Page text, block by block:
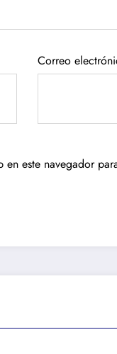
Correo
este navegador